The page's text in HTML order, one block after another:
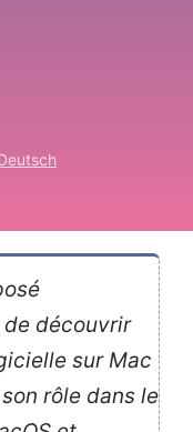
découvrir
sur Mac
rôle dans le